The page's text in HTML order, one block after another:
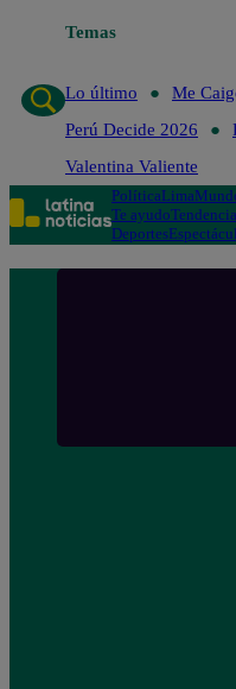
Temas
Lo último
Me
Perú Decide 2026
Valentina Valiente
PolíticaLima
Te ayudo
Deportes